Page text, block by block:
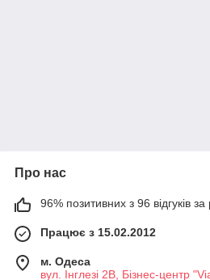
Про нас
96% позитивних з 96 відгуків за
Працює з 15.02.2012
м. Одеса
вул. Інглезі 2В, Бізнес-центр